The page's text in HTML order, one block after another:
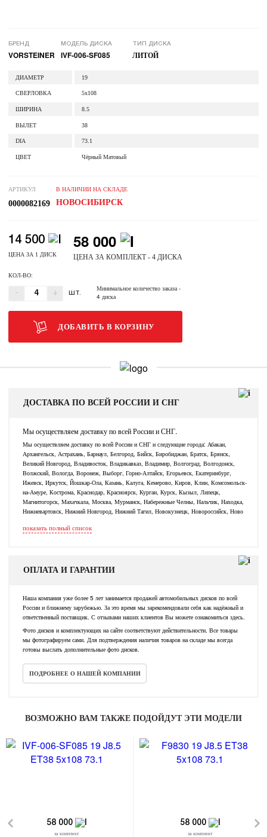
БРЕНД
VORSTEINER
МОДЕЛЬ ДИСКА
IVF-006-SF085
ТИП ДИСКА
ЛИТОЙ
ДИАМЕТР 19
СВЕРЛОВКА 5x108
ШИРИНА 8.5
ВЫЛЕТ 38
DIA 73.1
ЦВЕТ Чёрный Матовый
АРТИКУЛ
0000082169
В НАЛИЧИИ НА СКЛАДЕ
НОВОСИБИРСК
14 500
ЦЕНА ЗА 1 ДИСК
58 000
ЦЕНА ЗА КОМПЛЕКТ - 4 ДИСКА
КОЛ-ВО:
- + ШТ.
Минимальное количество заказа-
4 диска
ДОБАВИТЬ В КОРЗИНУ
ДОСТАВКА ПО ВСЕЙ РОССИИ И СНГ
Мы осуществляем доставку по всей России и СНГ.
Мы осуществляем доставку по всей России и СНГ и следующие города: Абакан,
Архангельск, Астрахань, Барнаул, Белгород, Бийск, Биробиджан, Братск, Брянск,
Великий Новгород, Владивосток, Владикавказ, Владимир, Волгоград, Волгодонск,
Волжский, Вологда, Воронеж, Выборг, Горно-Алтайск, Егорьевск, Екатеринбург,
Ижевск, Иркутск, Йошкар-Ола, Казань, Калуга, Кемерово, Киров, Клин, Комсомольск-
на-Амуре, Кострома, Краснодар, Красноярск, Курган, Курск, Кызыл, Липецк,
Магнитогорск, Махачкала, Москва, Мурманск, Набережные Челны, Нальчик, Находка,
Нижневартовск, Нижний Новгород, Нижний Тагил, Новокузнецк, Новороссийск, Ново
показать полный список
ОПЛАТА И ГАРАНТИИ
Наша компания уже более 5 лет занимается продажей автомобильных дисков по всей
России и ближнему зарубежью. За это время мы зарекомендовали себя как надёжный и
ответственный поставщик. С отзывами наших клиентов Вы можете ознакомиться здесь.
Фото дисков и комплектующих на сайте соответствуют действительности. Все товары
мы фотографируем сами. Для подтверждения наличия товаров на складе мы всегда
готовы выслать дополнительные фото дисков.
ПОДРОБНЕЕ О НАШЕЙ КОМПАНИИ
ВОЗМОЖНО ВАМ ТАКЖЕ ПОДОЙДУТ ЭТИ МОДЕЛИ
58 000
за комплект
58 000
за комплект